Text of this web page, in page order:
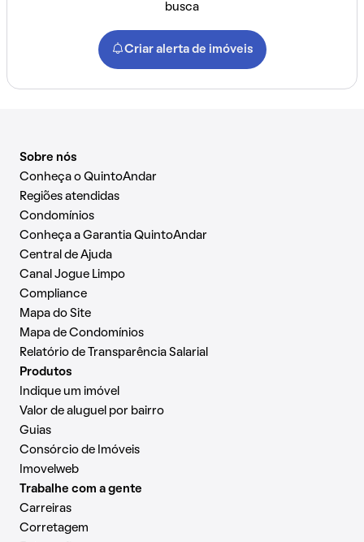
busca
Criar alerta de imóveis
Sobre nós
Conheça o QuintoAndar
Regiões atendidas
Condomínios
Conheça a Garantia QuintoAndar
Central de Ajuda
Canal Jogue Limpo
Compliance
Mapa do Site
Mapa de Condomínios
Relatório de Transparência Salarial
Produtos
Indique um imóvel
Valor de aluguel por bairro
Guias
Consórcio de Imóveis
Imovelweb
Trabalhe com a gente
Carreiras
Corretagem